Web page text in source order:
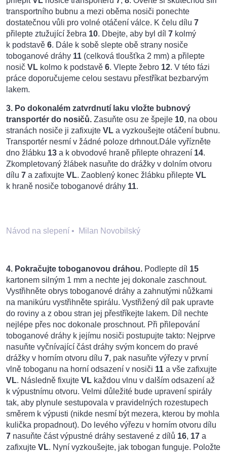
transportního bubnu a mezi oběma nosiči ponechte
dostatečnou vůli pro volné otáčení válce. K čelu dílu 7
přilepte ztužující žebra 10. Dbejte, aby byl díl 7 kolmý
k podstavě 6. Dále k sobě slepte obě strany nosiče
toboganové dráhy 11 (celková tloušťka 2 mm) a přilepte
nosič VL kolmo k podstavě 6. Vlepte žebro 12. V této fázi
práce doporučujeme celou sestavu přestříkat bezbarvým
lakem.
3. Po dokonalém zatvrdnutí laku vložte bubnový
transportér do nosičů. Zasuňte osu ze špejle 10, na obou
stranách nosiče ji zafixujte VL a vyzkoušejte otáčení bubnu.
Transportér nesmí v žádné poloze drhnout.Dále vyřízněte
dno žlábku 13 a k obvodové hraně přilepte ohrazení 14.
Zkompletovaný žlábek nasuňte do drážky v dolním otvoru
dílu 7 a zafixujte VL. Zaoblený konec žlábku přilepte VL
k hraně nosiče toboganové dráhy 11.
Návod na slepení • Milan Novobilský
4. Pokračujte toboganovou dráhou. Podlepte díl 15
kartonem silným 1 mm a nechte jej dokonale zaschnout.
Vystřihněte obrys toboganové dráhy a zahnutými nůžkami
na manikúru vystřihněte spirálu. Vystřižený díl pak upravte
do roviny a z obou stran jej přestříkejte lakem. Díl nechte
nejlépe přes noc dokonale proschnout. Při přilepování
toboganové dráhy k jejímu nosiči postupujte takto: Nejprve
nasuňte vyčnívající část dráhy svým koncem do pravé
drážky v horním otvoru dílu 7, pak nasuňte výřezy v první
vlně toboganu na horní odsazení v nosiči 11 a vše zafixujte
VL. Následně fixujte VL každou vlnu v dalším odsazení až
k výpustnímu otvoru. Velmi důležité bude upravení spirály
tak, aby plynule sestupovala v pravidelných rozestupech
směrem k výpusti (nikde nesmí být mezera, kterou by mohla
kulička propadnout). Do levého výřezu v horním otvoru dílu
7 nasuňte část výpustné dráhy sestavené z dílů 16, 17 a
zafixujte VL. Nyní vyzkoušejte, jak tobogan funguje. Položte